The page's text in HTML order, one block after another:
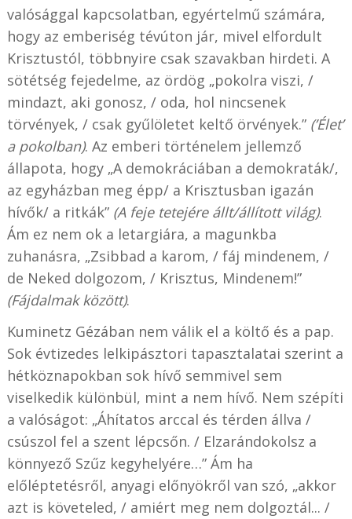
valósággal kapcsolatban, egyértelmű számára,
hogy az emberiség tévúton jár, mivel elfordult
Krisztustól, többnyire csak szavakban hirdeti. A
sötétség fejedelme, az ördög „pokolra viszi, /
mindazt, aki gonosz, / oda, hol nincsenek
törvények, / csak gyűlöletet keltő örvények.” (’Élet’
a pokolban). Az emberi történelem jellemző
állapota, hogy „A demokráciában a demokraták/,
az egyházban meg épp/ a Krisztusban igazán
hívők/ a ritkák” (A feje tetejére állt/állított világ).
Ám ez nem ok a letargiára, a magunkba
zuhanásra, „Zsibbad a karom, / fáj mindenem, /
de Neked dolgozom, / Krisztus, Mindenem!”
(Fájdalmak között).
Kuminetz Gézában nem válik el a költő és a pap.
Sok évtizedes lelkipásztori tapasztalatai szerint a
hétköznapokban sok hívő semmivel sem
viselkedik különbül, mint a nem hívő. Nem szépíti
a valóságot: „Áhítatos arccal és térden állva /
csúszol fel a szent lépcsőn. / Elzarándokolsz a
könnyező Szűz kegyhelyére…” Ám ha
előléptetésről, anyagi előnyökről van szó, „akkor
azt is követeled, / amiért meg nem dolgoztál... /